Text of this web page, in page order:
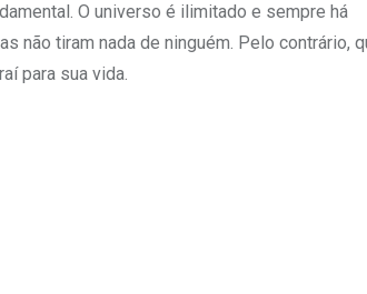
O universo é ilimitado e sempre há
não tiram nada de ninguém. Pelo contrário,
para sua vida.